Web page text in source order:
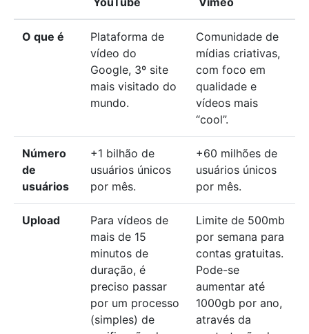
O que é
Plataforma de
vídeo do
Google, 3º site
mais visitado do
mundo.
Comunidade de
mídias criativas,
com foco em
qualidade e
vídeos mais
“cool”.
Número
de
usuários
+1 bilhão de
usuários únicos
por mês.
+60 milhões de
usuários únicos
por mês.
Upload
Para vídeos de
mais de 15
minutos de
duração, é
preciso passar
por um processo
(simples) de
Limite de 500mb
por semana para
contas gratuitas.
Pode-se
aumentar até
1000gb por ano,
através da